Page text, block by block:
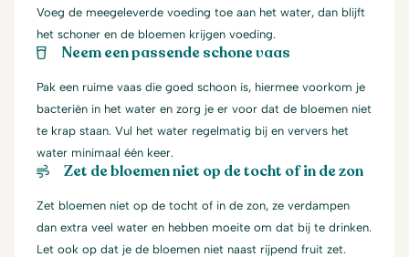
Voeg de meegeleverde voeding toe aan het water, dan blijft
het schoner en de bloemen krijgen voeding.
Neem een passende schone vaas
Pak een ruime vaas die goed schoon is, hiermee voorkom je
bacteriën in het water en zorg je er voor dat de bloemen niet
te krap staan. Vul het water regelmatig bij en ververs het
water minimaal één keer.
Zet de bloemen niet op de tocht of in de zon
Zet bloemen niet op de tocht of in de zon, ze verdampen
dan extra veel water en hebben moeite om dat bij te drinken.
Let ook op dat je de bloemen niet naast rijpend fruit zet.